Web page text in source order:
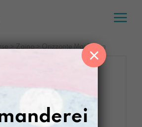
> Zaino > Orizzonte Mai Paura
×